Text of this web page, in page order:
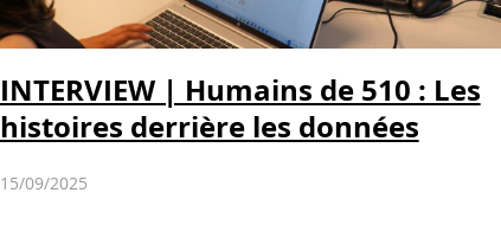
INTERVIEW | Humains de 510 : Les
histoires derrière les données
15/09/2025